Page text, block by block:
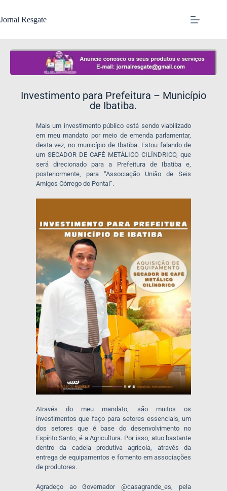
Jornal Resgate
Investimento para Prefeitura – Município
de Ibatiba.
Mais um investimento público está sendo viabilizado
em meu mandato por meio de emenda parlamentar,
desta vez, no município de Ibatiba. Estou falando de
um SECADOR DE CAFÉ METÁLICO CILÍNDRICO, que
será direcionado para a Prefeitura de Ibatiba e,
posteriormente, para “Associação União de Seis
Amigos Córrego do Pontal”.
Através do meu mandato, são muitos os
investimentos que faço para setores essenciais, um
dos setores que é base do desenvolvimento no
Espírito Santo, é a Agricultura. Por isso, atuo bastante
dentro da cadeia produtiva agrícola, através da
entrega de equipamentos e fomento em associações
de produtores.
Agradeço ao Governador @casagrande_es, pela